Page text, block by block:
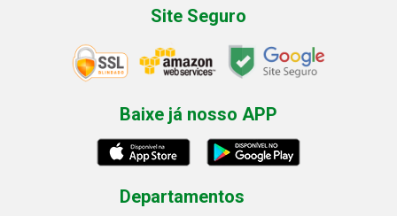
Site Seguro
Baixe já nosso APP
Departamentos